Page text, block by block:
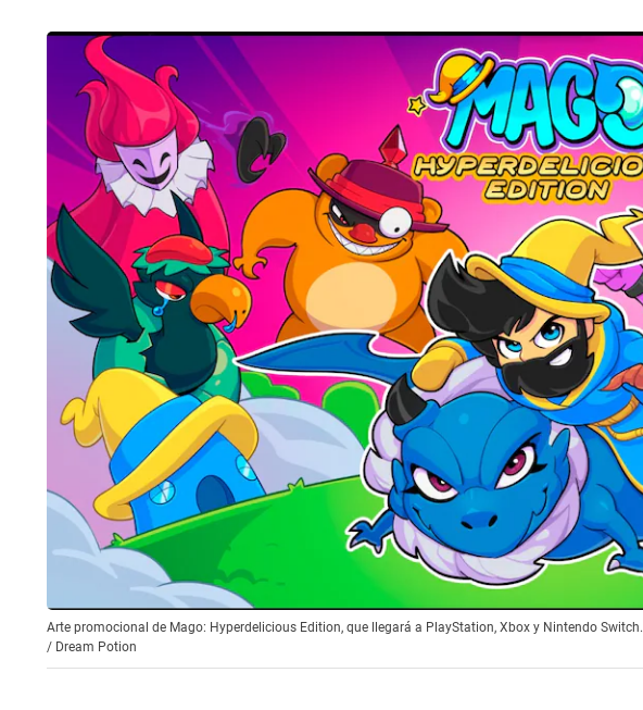
Arte promocional de Mago: Hyperdelicious Edition, que llegará a PlayStation, Xbox y Nintendo Switch.
/ Dream Potion